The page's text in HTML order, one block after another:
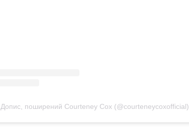
Допис, поширений Courteney Cox (@courteneycoxofficial)